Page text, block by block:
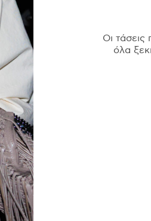
Οι
όλα